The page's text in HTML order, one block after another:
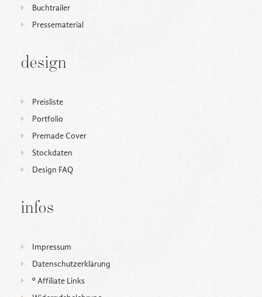
Buchtrailer
Pressematerial
design
Preisliste
Portfolio
Premade Cover
Stockdaten
Design FAQ
infos
Impressum
Datenschutzerklärung
ᵒ Affiliate Links